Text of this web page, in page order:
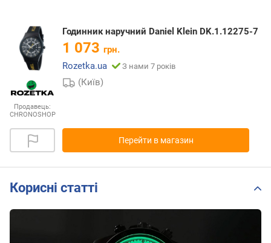
Продавець:
CHRONOSHOP
Годинник наручний Daniel Klein DK.1.12275-7
1 073 грн.
Rozetka.ua
З нами 7 років
(Київ)
Перейти в магазин
Корисні статті